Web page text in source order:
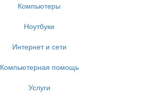
Компьютеры
Ноутбуки
Интернет и сети
Компьютерная помощь
Услуги